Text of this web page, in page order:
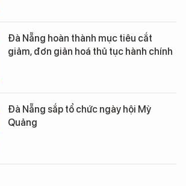
Đà Nẵng hoàn thành mục tiêu cắt
giảm, đơn giản hoá thủ tục hành chính
Đà Nẵng sắp tổ chức ngày hội Mỳ
Quảng